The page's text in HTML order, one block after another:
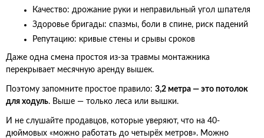
Качество: дрожание руки и неправильный угол шпателя
Здоровье бригады: спазмы, боли в спине, риск падений
Репутацию: кривые стены и срывы сроков
Даже одна смена простоя из-за травмы монтажника
перекрывает месячную аренду вышек.
Поэтому запомните простое правило: 3,2 метра — это потолок
для ходуль. Выше — только леса или вышки.
И не слушайте продавцов, которые уверяют, что на 40-
дюймовых «можно работать до четырёх метров». Можно